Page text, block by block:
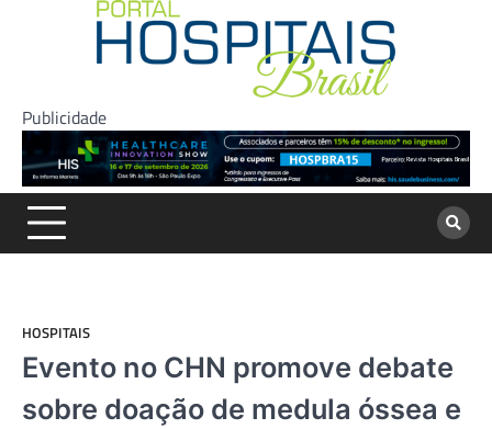
Publicidade
HOSPITAIS
Evento no CHN promove debate
sobre doação de medula óssea e